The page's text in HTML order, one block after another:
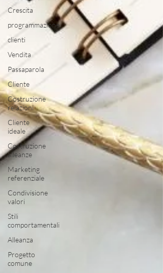
Crescita
programmazione
clienti
Vendita
Passaparola
Cliente
Costruzione
relazioni
Cliente
ideale
Costruzione
alleanze
Marketing
referenziale
Condivisione
valori
Stili
comportamentali
Alleanza
Progetto
comune